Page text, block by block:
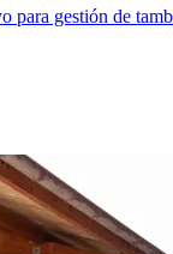
para gestión de